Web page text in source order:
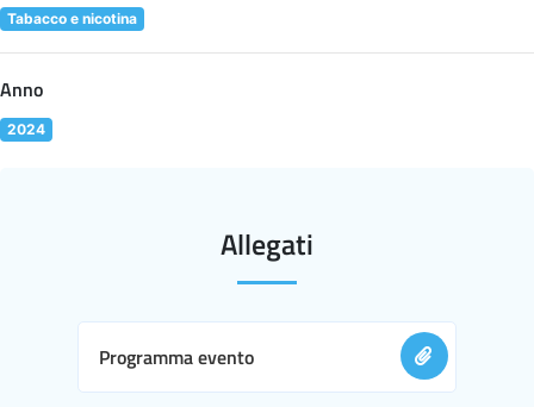
Tabacco e nicotina
Anno
2024
Allegati
Programma evento